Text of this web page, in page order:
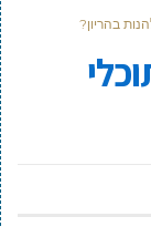
בהריון?